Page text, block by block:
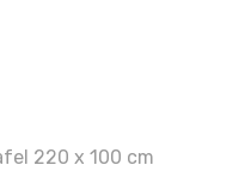
220 x 100 cm